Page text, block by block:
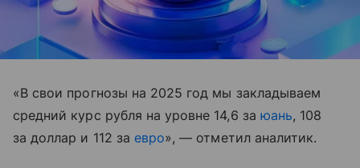
«В свои прогнозы на 2025 год мы закладываем
средний курс рубля на уровне 14,6 за юань, 108
за доллар и 112 за евро», — отметил аналитик.